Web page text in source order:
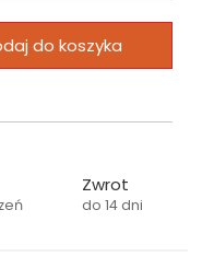
do koszyka
Zwrot
do 14 dni